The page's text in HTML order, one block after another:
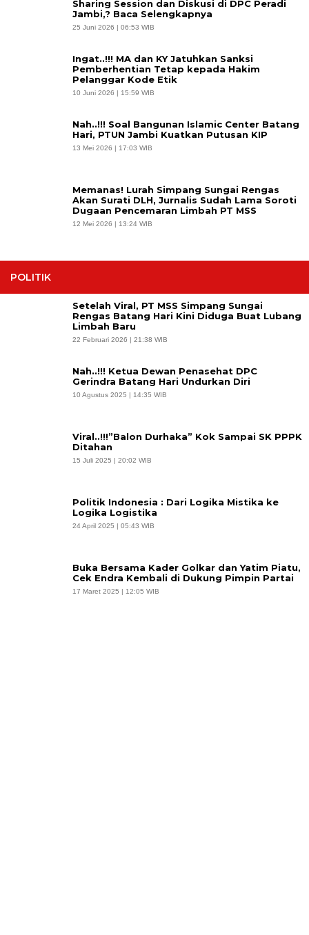
Sharing Session dan Diskusi di DPC Peradi
Jambi,? Baca Selengkapnya
25 Juni 2026 | 06:53 WIB
Ingat..!!! MA dan KY Jatuhkan Sanksi
Pemberhentian Tetap kepada Hakim
Pelanggar Kode Etik
10 Juni 2026 | 15:59 WIB
Nah..!!! Soal Bangunan Islamic Center Batang
Hari, PTUN Jambi Kuatkan Putusan KIP
13 Mei 2026 | 17:03 WIB
Memanas! Lurah Simpang Sungai Rengas
Akan Surati DLH, Jurnalis Sudah Lama Soroti
Dugaan Pencemaran Limbah PT MSS
12 Mei 2026 | 13:24 WIB
POLITIK
Setelah Viral, PT MSS Simpang Sungai
Rengas Batang Hari Kini Diduga Buat Lubang
Limbah Baru
22 Februari 2026 | 21:38 WIB
Nah..!!! Ketua Dewan Penasehat DPC
Gerindra Batang Hari Undurkan Diri
10 Agustus 2025 | 14:35 WIB
Viral..!!!”Balon Durhaka” Kok Sampai SK PPPK
Ditahan
15 Juli 2025 | 20:02 WIB
Politik Indonesia : Dari Logika Mistika ke
Logika Logistika
24 April 2025 | 05:43 WIB
Buka Bersama Kader Golkar dan Yatim Piatu,
Cek Endra Kembali di Dukung Pimpin Partai
17 Maret 2025 | 12:05 WIB